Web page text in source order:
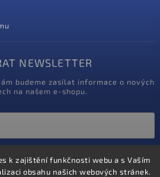
k zajištění funkčnosti webu a s Vaším
obsahu našich webových stránek.
NEWSLETTER
budeme zasílat informace o nových
na našem e-shopu.
ochrany osobních údajů